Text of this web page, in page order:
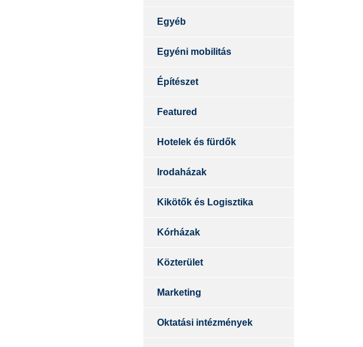
Egyéb
Egyéni mobilitás
Építészet
Featured
Hotelek és fürdők
Irodaházak
Kikötők és Logisztika
Kórházak
Közterület
Marketing
Oktatási intézmények